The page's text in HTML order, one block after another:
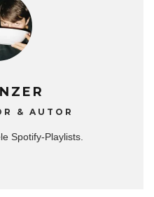
& AUTOR
Spotify-Playlists.